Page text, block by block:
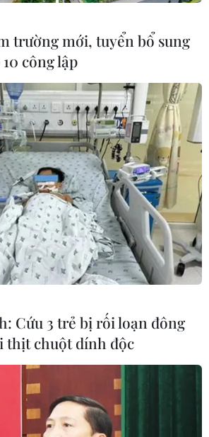
2023
Nam
#huy chương Đồng
trường mới, tuyển bổ sung
công lập
Cứu 3 trẻ bị rối loạn đông
thịt chuột dính độc